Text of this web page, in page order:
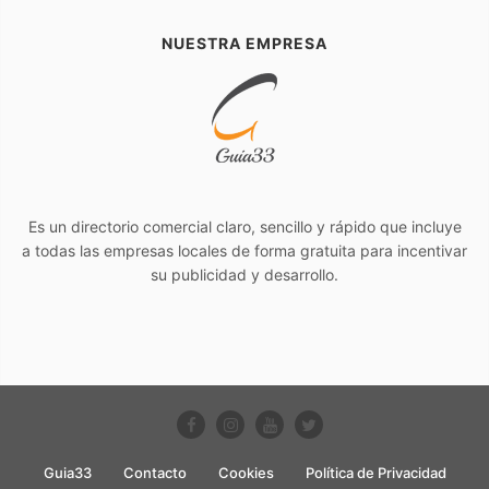
NUESTRA EMPRESA
Es un directorio comercial claro, sencillo y rápido que incluye
a todas las empresas locales de forma gratuita para incentivar
su publicidad y desarrollo.
Guia33 Contacto Cookies Política de Privacidad